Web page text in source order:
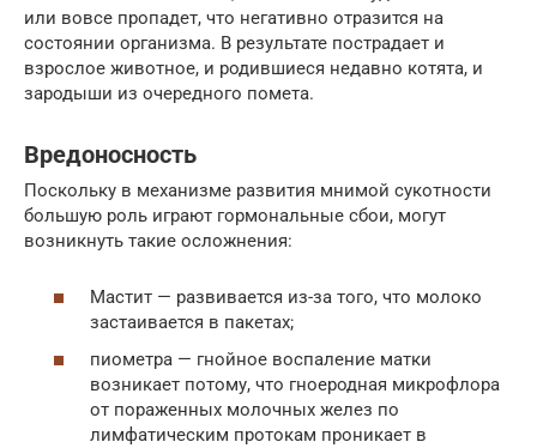
или вовсе пропадет, что негативно отразится на
состоянии организма. В результате пострадает и
взрослое животное, и родившиеся недавно котята, и
зародыши из очередного помета.
Вредоносность
Поскольку в механизме развития мнимой сукотности
большую роль играют гормональные сбои, могут
возникнуть такие осложнения:
Мастит — развивается из-за того, что молоко
застаивается в пакетах;
пиометра — гнойное воспаление матки
возникает потому, что гноеродная микрофлора
от пораженных молочных желез по
лимфатическим протокам проникает в